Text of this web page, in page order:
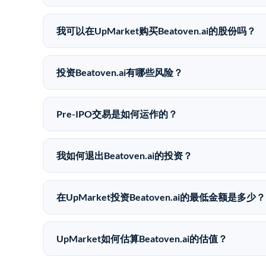
Beatoven.ai没有公开股价，因为它是一家私有公司
同。
我可以在UpMarket购买Beatoven.ai的股份吗？
可以。合格投资者可以通过填写本页表单或在
UpMarket是FINRA注册的经纪交易商，自2019年以
投资Beatoven.ai有哪些风险？
Pre-IPO投资存在重大风险。Beatoven.ai的股份流
全部损失的准备。私有公司的估值在融资轮次之间可
Pre-IPO交易是如何运作的？
在Pre-IPO交易中，合格投资者通过二级市场平台从
注册的经纪交易商促成这些交易，代表双方处理合规
我如何退出Beatoven.ai的投资？
Pre-IPO持股主要有两种退出途径：在二级市场将股
件。任何退出的时间都是不可预测的，投资者应做好
在UpMarket投资Beatoven.ai的最低金额是多少？
UpMarket上大多数Pre-IPO产品的最低投资金额为
仅在完成投资时支付交易相关费用。
UpMarket如何估算Beatoven.ai的估值？